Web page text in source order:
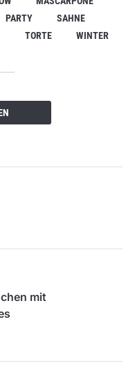
PARTY
SAHNE
TORTE WINTER
mit